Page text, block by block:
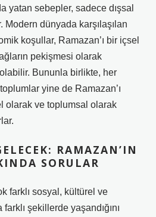
yatan sebepler, sadece dışsal
Modern dünyada karşılaşılan
koşullar, Ramazan’ı bir içsel
pekişmesi olarak
olabilir. Bununla birlikte, her
yine de Ramazan’ı
olarak ve toplumsal olarak
RAMAZAN’IN
SORULAR
farklı sosyal, kültürel ve
şekillerde yaşandığını